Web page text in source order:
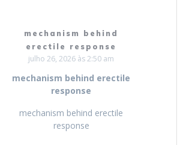
mechanism behind
erectile response
julho 26, 2026 às 2:50 am
mechanism behind erectile
response
mechanism behind erectile
response